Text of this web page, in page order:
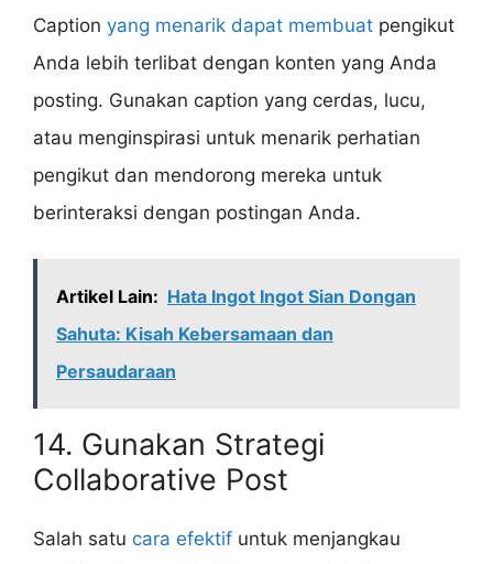
Caption yang menarik dapat membuat pengikut
Anda lebih terlibat dengan konten yang Anda
posting. Gunakan caption yang cerdas, lucu,
atau menginspirasi untuk menarik perhatian
pengikut dan mendorong mereka untuk
berinteraksi dengan postingan Anda.
Artikel Lain: Hata Ingot Ingot Sian Dongan
Sahuta: Kisah Kebersamaan dan
Persaudaraan
14. Gunakan Strategi
Collaborative Post
Salah satu cara efektif untuk menjangkau